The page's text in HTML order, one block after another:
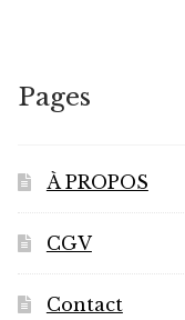
Pages
À PROPOS
CGV
Contact